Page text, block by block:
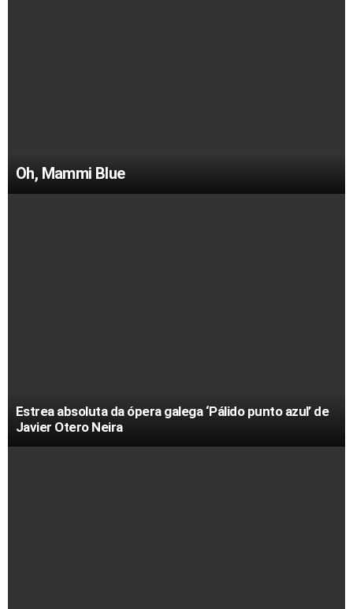
Oh, Mammi Blue
Estrea absoluta da ópera galega ‘Pálido punto azul’ de
Javier Otero Neira